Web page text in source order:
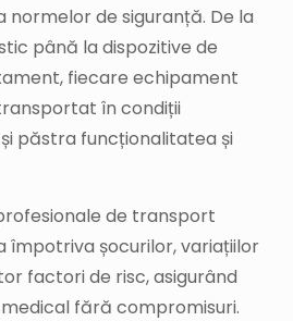
de siguranță. De la
până la dispozitive de
fiecare echipament
în condiții
păstra funcționalitatea și
de transport
șocurilor, variațiilor
factori de risc, asigurând
fără compromisuri.